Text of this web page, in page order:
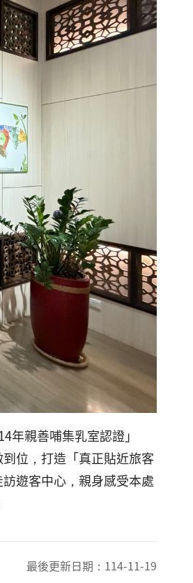
親善哺集乳室認證」
位，打造「真正貼近旅客
遊客中心，親身感受本處
最後更新日期： 114-11-19